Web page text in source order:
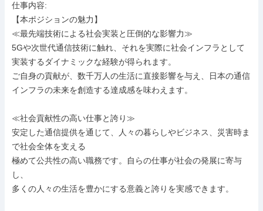
仕事内容:
【本ポジションの魅力】
≪最先端技術による社会実装と圧倒的な影響力≫
5Gや次世代通信技術に触れ、それを実際に社会インフラとして
実装するダイナミックな経験が得られます。
ご自身の貢献が、数千万人の生活に直接影響を与え、日本の通信
インフラの未来を創造する達成感を味わえます。
≪社会貢献性の高い仕事と誇り≫
安定した通信提供を通じて、人々の暮らしやビジネス、災害時ま
で社会全体を支える
極めて公共性の高い職務です。自らの仕事が社会の発展に寄与
し、
多くの人々の生活を豊かにする意義と誇りを実感できます。